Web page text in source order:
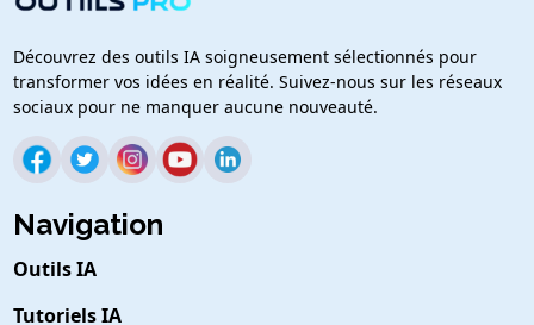
Découvrez des outils IA soigneusement sélectionnés pour
transformer vos idées en réalité. Suivez-nous sur les réseaux
sociaux pour ne manquer aucune nouveauté.
Navigation
Outils IA
Tutoriels IA